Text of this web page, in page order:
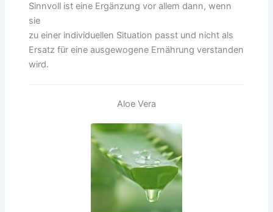
Sinnvoll ist eine Ergänzung vor allem dann, wenn
sie
zu einer individuellen Situation passt und nicht als
Ersatz für eine ausgewogene Ernährung verstanden
wird.
Aloe Vera